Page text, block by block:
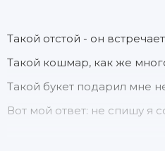
Такой отстой - он
Такой кошмар, как же
Такой букет подарил мне
Вот мой ответ: не спишу я